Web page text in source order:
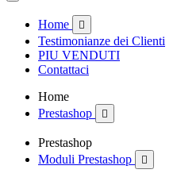
Home 
Testimonianze dei Clienti
PIU VENDUTI
Contattaci
Home
Prestashop

Prestashop
Moduli Prestashop
